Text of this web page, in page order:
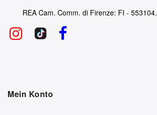
REA Cam. Comm. di Firenze: FI - 553104.
Mein Konto